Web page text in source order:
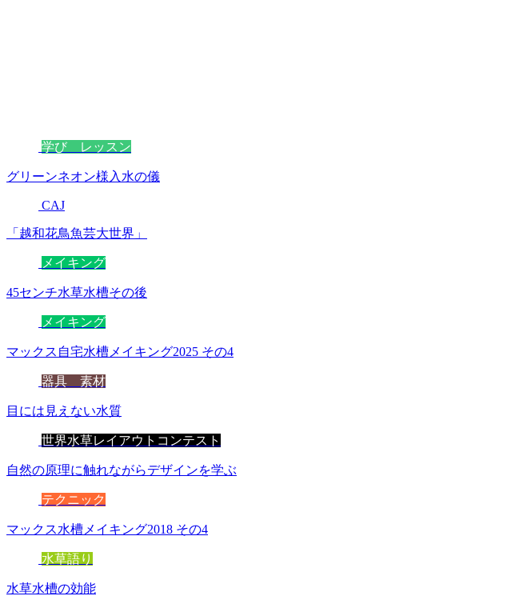
学び レッスン
グリーンネオン様入水の儀
CAJ
「越和花鳥魚芸大世界」
メイキング
45センチ水草水槽その後
メイキング
マックス自宅水槽メイキング2025 その4
器具 素材
目には見えない水質
世界水草レイアウトコンテスト
自然の原理に触れながらデザインを学ぶ
テクニック
マックス水槽メイキング2018 その4
水草語り
水草水槽の効能